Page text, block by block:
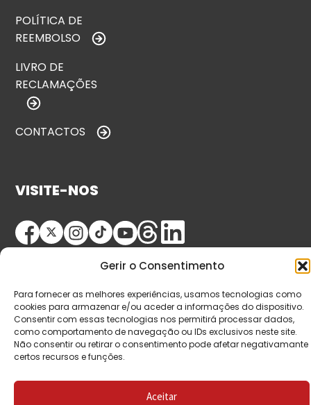
Gerir o Consentimento
Para fornecer as melhores experiências, usamos tecnologias como
cookies para armazenar e/ou aceder a informações do dispositivo.
Consentir com essas tecnologias nos permitirá processar dados,
como comportamento de navegação ou IDs exclusivos neste site.
Não consentir ou retirar o consentimento pode afetar negativamante
certos recursos e funções.
Aceitar
POLÍTICA DE
REEMBOLSO
LIVRO DE
RECLAMAÇÕES
CONTACTOS
VISITE-NOS
© Copyright 2026 Saída de Emergência. Todos os
direitos reservados.